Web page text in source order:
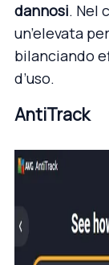
dannosi. Nel
un’elevata
bilanciando
d’uso.
AntiTrack